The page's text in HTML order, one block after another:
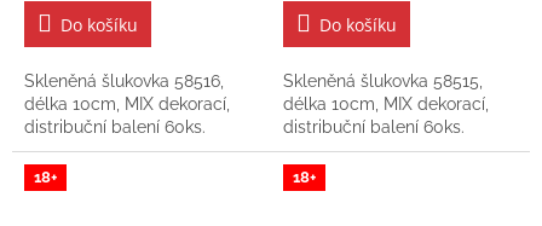
Do košíku
Skleněná šlukovka 58516,
délka 10cm, MIX dekorací,
distribuční balení 60ks.
Do košíku
Skleněná šlukovka 58515,
délka 10cm, MIX dekorací,
distribuční balení 60ks.
18+ 18+